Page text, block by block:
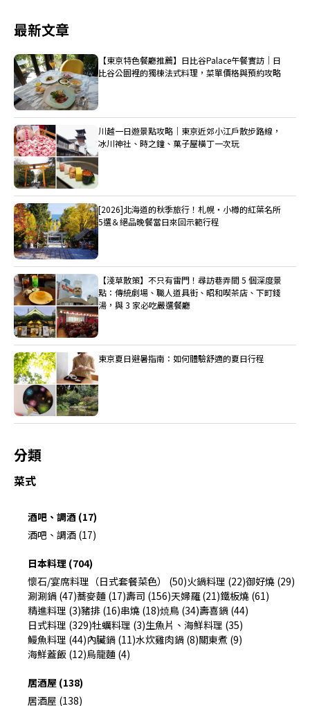
最新文章
【東京特色餐廳推薦】日比谷Palace午餐實訪｜日
比谷公園裡的獨棟法式料理，菜單價格與預約攻略
川越一日遊景點攻略｜東京近郊小江戶散步路線，
冰川神社、時之鐘、菓子屋橫丁一次玩
[2026]北海道的秋季旅行！札幌・小樽的紅葉名所
5選＆絕品晚餐當日來回示範行程
【淺草散策】不只有雷門！尋訪巷弄間 5 個深度景
點：傳統劇場、職人道具街、昭和喫茶店、下町錢
湯，與 3 家必吃嚴選餐廳
東京夏日避暑指南：如何體驗舒適的夏日行程
分類
菜式
酒吧、調酒 (17)
酒吧、調酒 (17)
日本料理 (704)
懷石/宴席料理（日式套餐菜色） (50)火鍋料理 (22)御好燒 (29)
涮涮鍋 (47)蕎麥麵 (17)壽司 (156)天婦羅 (21)鐵板燒 (61)
精進料理 (3)豬排 (16)串燒 (18)焼鳥 (34)壽喜鍋 (44)
日式料理 (329)牡蠣料理 (3)生魚片、海鮮料理 (35)
鰻魚料理 (44)內臟鍋 (11)水炊雞肉鍋 (8)關東煮 (9)
海鮮蓋飯 (12)烏龍麵 (4)
居酒屋 (138)
居酒屋 (138)